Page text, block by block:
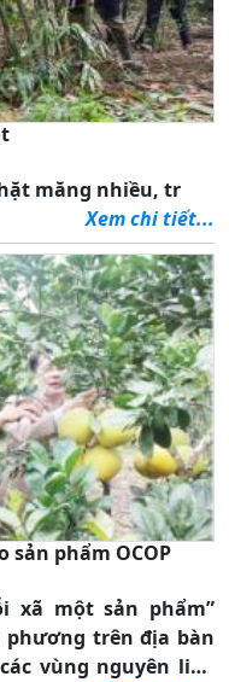
măng nhiều, tr
Xem chi tiết...
phẩm OCOP
xã một sản phẩm”
phương trên địa bàn
vùng nguyên liệu